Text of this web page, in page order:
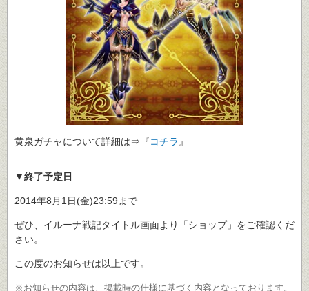
黄泉ガチャについて詳細は⇒『コチラ 』
▼終了予定日
2014年8月1日(金)23:59まで
ぜひ、イルーナ戦記タイトル画面より「ショップ」をご確認くだ
さい。
この度のお知らせは以上です。
※お知らせの内容は、掲載時の仕様に基づく内容となっております。